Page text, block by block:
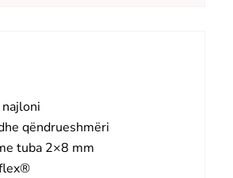
qëndrueshmëri
tuba 2×8 mm